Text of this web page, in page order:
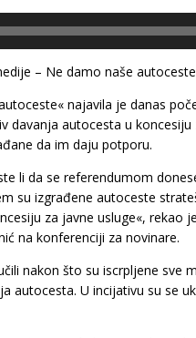
– Ne damo naše autoceste
najavila je danas
davanja autocesta u
da im daju potporu.
li da se referendumom
su izgrađene autoceste
za javne usluge«, rekao
na konferenciji za novinare.
nakon što su iscrpljene sve
autocesta. U incijativu su se